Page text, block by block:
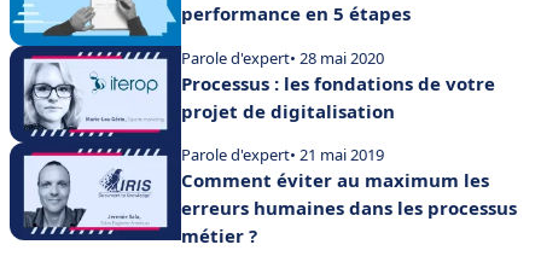
performance en 5 étapes
Parole d'expert• 28 mai 2020
Processus : les fondations de votre
projet de digitalisation
Parole d'expert• 21 mai 2019
Comment éviter au maximum les
erreurs humaines dans les processus
métier ?